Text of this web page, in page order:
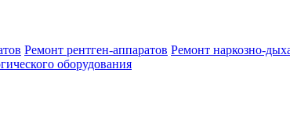
Ремонт рентген-аппаратов Ремонт наркозно-
оборудования